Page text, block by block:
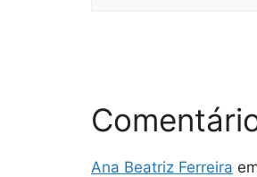
Ana Beatriz Ferreira